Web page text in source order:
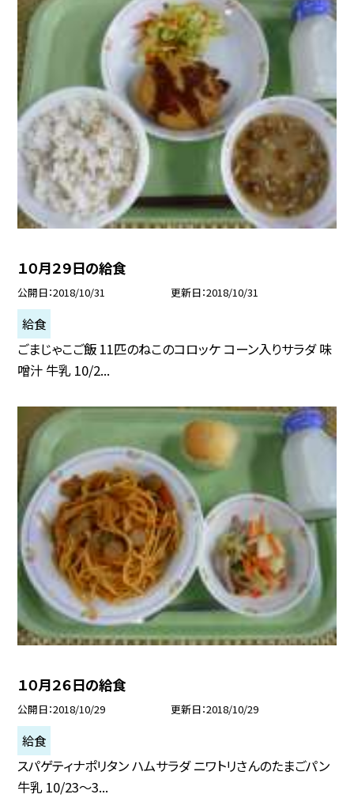
１０月２９日の給食
公開日 2018/10/31 更新日 2018/10/31
給食
ごまじゃこご飯 11匹のねこのコロッケ コーン入りサラダ 味
噌汁 牛乳 10/2...
１０月２６日の給食
公開日 2018/10/29 更新日 2018/10/29
給食
スパゲティナポリタン ハムサラダ ニワトリさんのたまごパン
牛乳 10/23〜3...